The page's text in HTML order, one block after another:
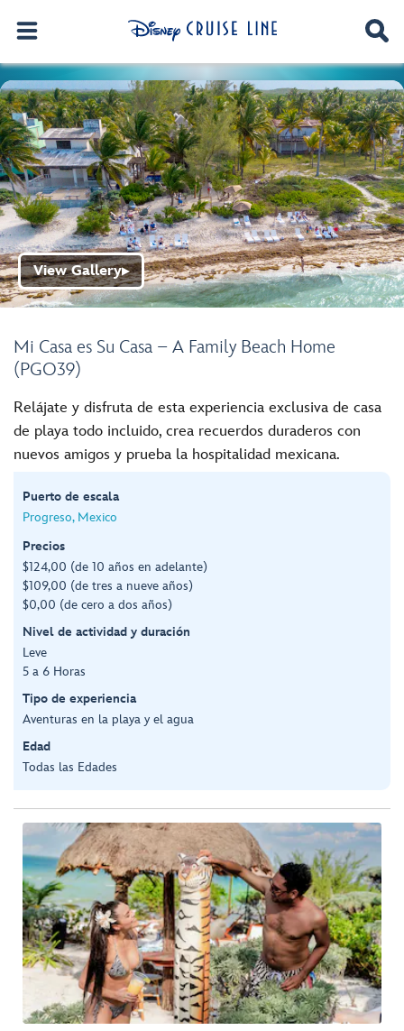
Mi Casa es Su Casa – A Family Beach Home
(PGO39)
View Gallery▶
Relájate y disfruta de esta experiencia exclusiva de casa
de playa todo incluido, crea recuerdos duraderos con
nuevos amigos y prueba la hospitalidad mexicana.
Puerto de escala
Progreso, Mexico
Precios
$124,00 (de 10 años en adelante)
$109,00 (de tres a nueve años)
$0,00 (de cero a dos años)
Nivel de actividad y duración
Leve
5 a 6 Horas
Tipo de experiencia
Aventuras en la playa y el agua
Edad
Todas las Edades